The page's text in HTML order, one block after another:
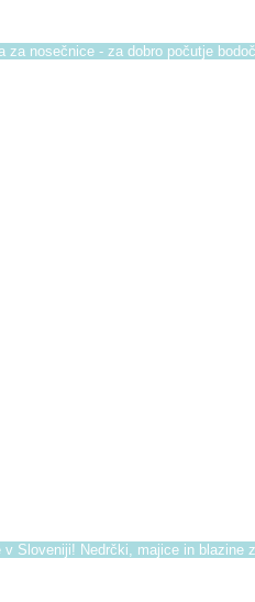
za nosečnice - za dobro počutje
Sloveniji! Nedrčki, majice in blazine